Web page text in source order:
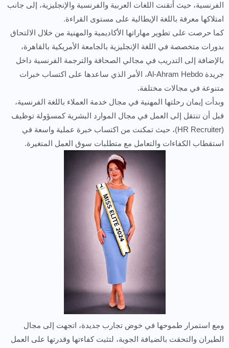
الفرنسية، حيث أتقنت اللغات العربية والفرنسية والإنجليزية، إلى جانب
امتلاكها معرفة باللغة الإيطالية على مستوى القراءة.
كما حرصت على تطوير مهاراتها الأكاديمية والمهنية من خلال الالتحاق
بدورات متخصصة في اللغة الإنجليزية بالجامعة الأمريكية بالقاهرة،
بالإضافة إلى التدريب في مجالي الصحافة والترجمة الفرنسية داخل
جريدة Al-Ahram Hebdo، الأمر الذي ساعدها على اكتساب خبرات
متنوعة في مجالات مختلفة.
وبدأت إيمان رحلتها المهنية في مجال خدمة العملاء باللغة الفرنسية،
قبل أن تنتقل إلى العمل في مجال الموارد البشرية كمسؤولة توظيف
(HR Recruiter)، حيث تمكنت من اكتساب خبرة عملية واسعة في
استقطاب الكفاءات والتعامل مع متطلبات سوق العمل المتغيرة.
ومع استمرار طموحها في خوض تجارب جديدة، اتجهت إلى مجال
الطيران والتحقت بالضيافة الجوية، لتثبت كفاءتها وقدرتها على العمل